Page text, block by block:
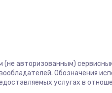
авторизованным)
Обозначения
услугах в